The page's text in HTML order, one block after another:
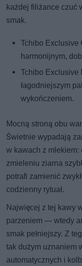
każdej filiżance czuć
smak.
Tchibo Exclusive
harmonijnym,
Tchibo Exclusive
łagodniejszym
wykończeniem.
Mocną stroną obu
Świetnie wypadają
w kawach z mlekiem:
zmieleniu ziarna
potrafi zamienić
codzienny rytuał.
Najwięcej z tej kawy
parzeniem — wtedy
smak pełniejszy. Z
tak dużym uznaniem
automatycznych i